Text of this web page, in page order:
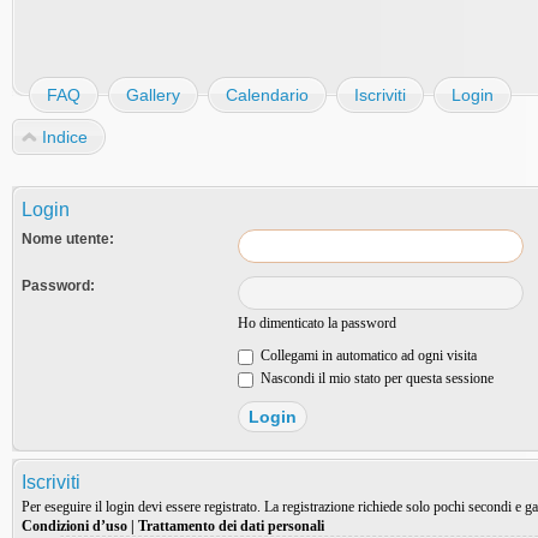
FAQ Gallery Calendario Iscriviti Login
Indice
Login
Nome utente:
Password:
Ho dimenticato la password
Collegami in automatico ad ogni visita
Nascondi il mio stato per questa sessione
Iscriviti
Per eseguire il login devi essere registrato. La registrazione richiede solo pochi secondi e
Condizioni d’uso
Trattamento dei dati personali